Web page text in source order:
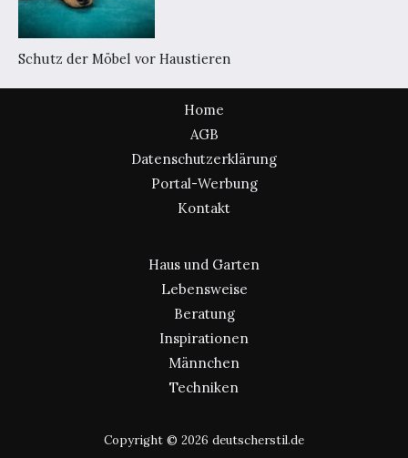
Schutz der Möbel vor Haustieren
Home
AGB
Datenschutzerklärung
Portal-Werbung
Kontakt
Haus und Garten
Lebensweise
Beratung
Inspirationen
Männchen
Techniken
Copyright © 2026 deutscherstil.de